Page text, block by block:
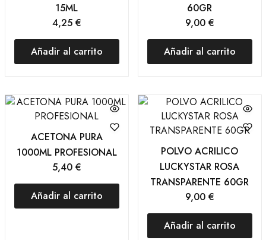
15ML
4,25 €
Añadir al carrito
60GR
9,00 €
Añadir al carrito
ACETONA PURA
1000ML PROFESIONAL
5,40 €
Añadir al carrito
POLVO ACRILICO
LUCKYSTAR ROSA
TRANSPARENTE 60GR
9,00 €
Añadir al carrito